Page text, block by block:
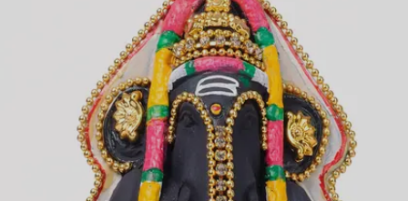
लड्डू का भोग लगाएं। इस उपाय से आपके वैवाहिक जीवन में
खुशहाली बनी रहेगी।
Image credits: Getty